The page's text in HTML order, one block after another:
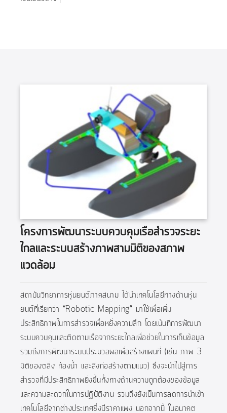
โครงการพัฒนาระบบควบคุมเรือสำรวจระยะ
ไกลและระบบสร้างภาพสามมิติของสภาพ
แวดล้อม
สถาบันวิทยาการหุ่นยนต์ภาคสนาม ได้นำเทคโนโลยีทางด้านหุ่น
ยนต์ที่เรียกว่า “Robotic Mapping” มาใช้เพื่อเพิ่ม
ประสิทธิภาพในการสำรวจเพื่อหยั่งความลึก โดยเน้นที่การพัฒนา
ระบบควบคุมและติดตามเรือจากระยะไกลเพื่อช่วยในการเก็บข้อมูล
รวมถึงการพัฒนาระบบประมวลผลเพื่อสร้างแผนที่ (เช่น ภาพ 3
มิติของตลิ่ง ท้องน้ำ และสิ่งก่อสร้างตามแนว) ซึ่งจะนำไปสู่การ
สำรวจที่มีประสิทธิภาพยิ่งขึ้นทั้งทางด้านความถูกต้องของข้อมูล
และความสะดวกในการปฏิบัติงาน รวมถึงยังเป็นการลดการนำเข้า
เทคโนโลยีจากต่างประเทศซึ่งมีราคาแพง นอกจากนี้ ในอนาคต